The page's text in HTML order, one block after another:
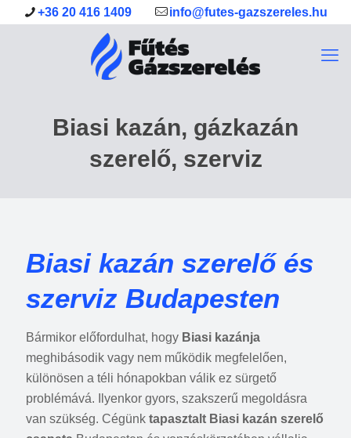
+36 20 416 1409 info@futes-gazszereles.hu
Biasi kazán, gázkazán
szerelő, szerviz
Biasi kazán szerelő és
szerviz Budapesten
Bármikor előfordulhat, hogy Biasi kazánja
meghibásodik vagy nem működik megfelelően,
különösen a téli hónapokban válik ez sürgető
problémává. Ilyenkor gyors, szakszerű megoldásra
van szükség. Cégünk tapasztalt Biasi kazán szerelő